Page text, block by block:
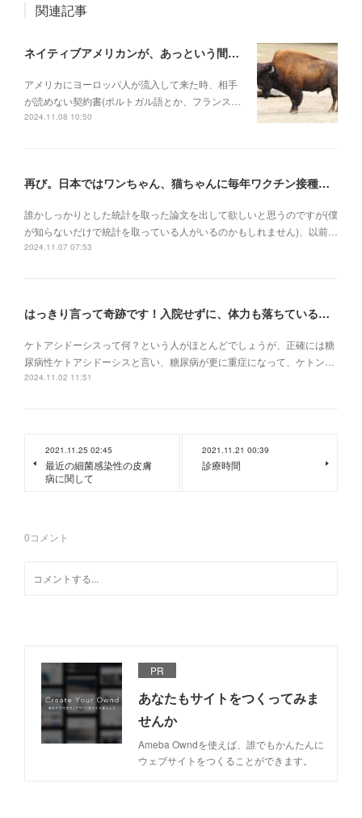
関連記事
ネイティブアメリカンが、あっという間に滅ぼされていった理由
アメリカにヨーロッパ人が流入して来た時、相手
が読めない契約書(ポルトガル語とか、フランス…
2024.11.08 10:50
再び。日本ではワンちゃん、猫ちゃんに毎年ワクチン接種を行うべき理由
誰かしっかりとした統計を取った論文を出して欲しいと思うのですが(僕
が知らないだけで統計を取っている人がいるのかもしれません)、以前…
2024.11.07 07:53
はっきり言って奇跡です！入院せずに、体力も落ちている状況でケトアシドーシスから復活
ケトアシドーシスって何？という人がほとんどでしょうが、正確には糖
尿病性ケトアシドーシスと言い、糖尿病が更に重症になって、ケトン…
2024.11.02 11:51
2021.11.25 02:45
最近の細菌感染性の皮膚
病に関して
2021.11.21 00:39
診療時間
0コメント
PR
あなたもサイトをつくってみま
せんか
Ameba Owndを使えば、誰でもかんたんに
ウェブサイトをつくることができます。